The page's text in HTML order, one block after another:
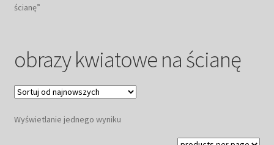
Duże obrazy
ścianę”
obrazy kwiatowe na ścianę
Wyświetlanie jednego wyniku